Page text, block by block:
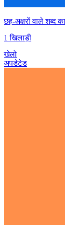
छह-अक्षरों वाले शब्द
1 खिलाड़ी
खेलो
अपडेटेड